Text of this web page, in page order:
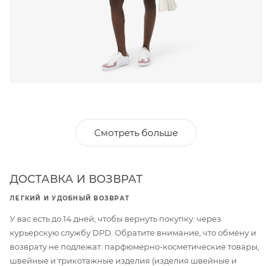
Смотреть больше
ДОСТАВКА И ВОЗВРАТ
ЛЕГКИЙ И УДОБНЫЙ ВОЗВРАТ
У вас есть до 14 дней, чтобы вернуть покупку: через
курьерскую службу DPD. Обратите внимание, что обмену и
возврату не подлежат: парфюмерно-косметические товары,
швейные и трикотажные изделия (изделия швейные и